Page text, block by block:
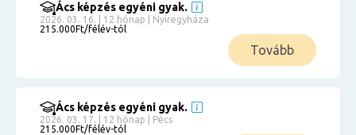
Ács képzés egyéni gyak.
2026. 03. 16. | 12 hónap | Nyíregyháza
215.000Ft/félév-tól
Tovább
Ács képzés egyéni gyak.
2026. 03. 17. | 12 hónap | Pécs
215.000Ft/félév-tól